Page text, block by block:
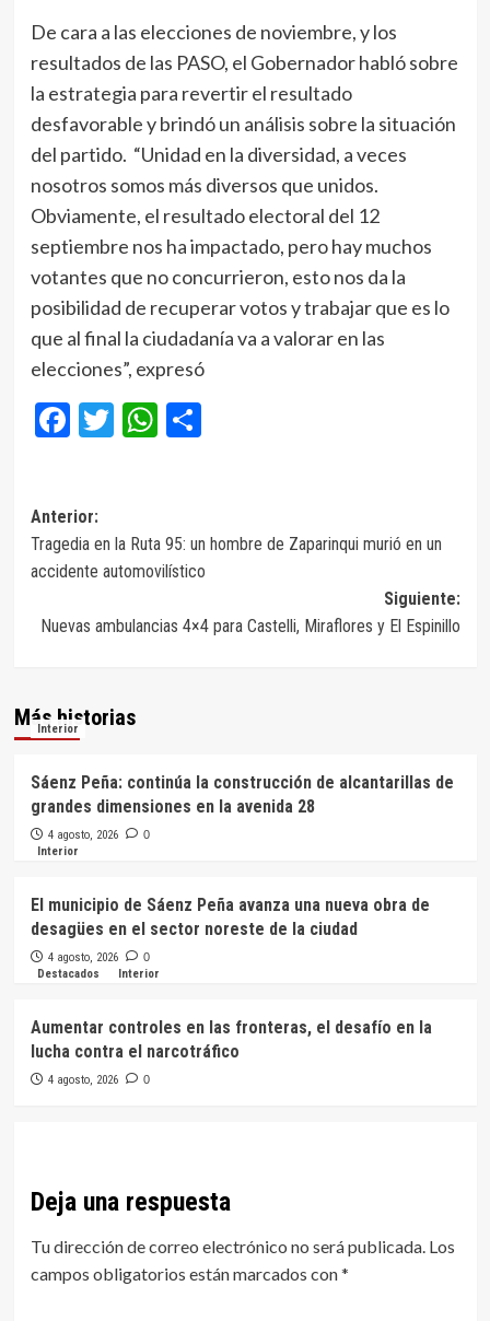
De cara a las elecciones de noviembre, y los
resultados de las PASO, el Gobernador habló sobre
la estrategia para revertir el resultado
desfavorable y brindó un análisis sobre la situación
del partido. “Unidad en la diversidad, a veces
nosotros somos más diversos que unidos.
Obviamente, el resultado electoral del 12
septiembre nos ha impactado, pero hay muchos
votantes que no concurrieron, esto nos da la
posibilidad de recuperar votos y trabajar que es lo
que al final la ciudadanía va a valorar en las
elecciones”, expresó
Facebook
Twitter
WhatsApp
Compartir
Navegación
de
Anterior:
Tragedia en la Ruta 95: un hombre de Zaparinqui murió en un
accidente automovilístico
Siguiente:
Nuevas ambulancias 4×4 para Castelli, Miraflores y El Espinillo
Más historias
Interior
Sáenz Peña: continúa la construcción de alcantarillas de
grandes dimensiones en la avenida 28
4 agosto, 2026 0
Interior
El municipio de Sáenz Peña avanza una nueva obra de
desagües en el sector noreste de la ciudad
4 agosto, 2026 0
Destacados Interior
Aumentar controles en las fronteras, el desafío en la
lucha contra el narcotráfico
4 agosto, 2026 0
Deja una respuesta
Tu dirección de correo electrónico no será publicada. Los
campos obligatorios están marcados con*